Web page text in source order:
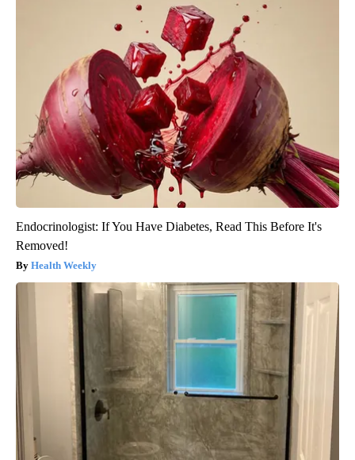
Endocrinologist: If You Have Diabetes, Read This Before It's
Removed!
Health Weekly